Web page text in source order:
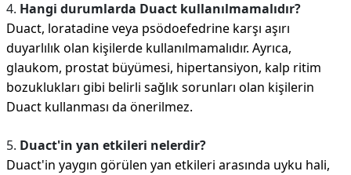
4. Hangi durumlarda Duact kullanılmamalıdır?
Duact, loratadine veya psödoefedrine karşı aşırı
duyarlılık olan kişilerde kullanılmamalıdır. Ayrıca,
glaukom, prostat büyümesi, hipertansiyon, kalp ritim
bozuklukları gibi belirli sağlık sorunları olan kişilerin
Duact kullanması da önerilmez.
5. Duact'in yan etkileri nelerdir?
Duact'in yaygın görülen yan etkileri arasında uyku hali,